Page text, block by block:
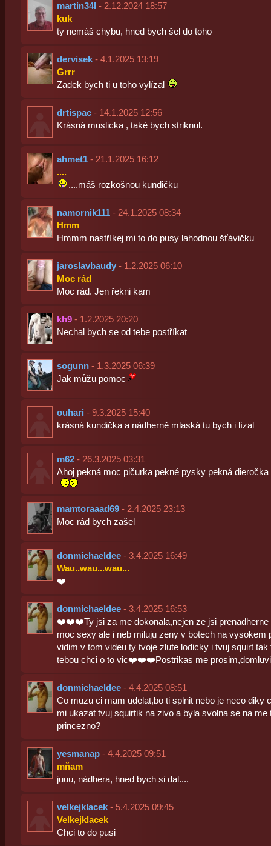
martin34l - 2.12.2024 18:57
kuk
ty nemáš chybu, hned bych šel do toho
dervisek- 4.1.2025 13:19
Grrr
Zadek bych ti u toho vylízal
drtispac- 14.1.2025 12:56
Krásná muslicka , také bych striknul.
ahmet1- 21.1.2025 16:12
....
....máš rozkošnou kundičku
namornik111- 24.1.2025 08:34
Hmm
Hmmm nastříkej mi to do pusy lahodnou šťávičku
jaroslavbaudy- 1.2.2025 06:10
Moc rád
Moc rád. Jen řekni kam
kh9- 1.2.2025 20:20
Nechal bych se od tebe postříkat
sogunn- 1.3.2025 06:39
Jak můžu pomoc
ouhari - 9.3.2025 15:40
krásná kundička a nádherně mlaská tu bych i lízal
m62- 26.3.2025 03:31
Ahoj pekná moc pičurka pekné pysky pekná
mamtoraaad69- 2.4.2025 23:13
Moc rád bych zašel
donmichaeldee- 3.4.2025 16:49
Wau..wau...wau...
❤️‍
donmichaeldee- 3.4.2025 16:53
❤️❤️❤️Ty jsi za me dokonala,nejen ze jsi prenadherne
moc sexy ale i neb miluju zeny v botech na vysokem
vidim v tom videu ty tvoje zlute lodicky i tvuj squirt tak
tebou chci o to vic❤️❤️❤️Postrikas me
donmichaeldee- 4.4.2025 08:51
Co muzu ci mam udelat,bo ti splnit nebo je neco diky
mi ukazat tvuj squirtik na zivo a byla svolna se na me
princezno?
yesmanap- 4.4.2025 09:51
mňam
juuu, nádhera, hned bych si dal....
velkejklacek- 5.4.2025 09:45
Velkejklacek
Chci to do pusi